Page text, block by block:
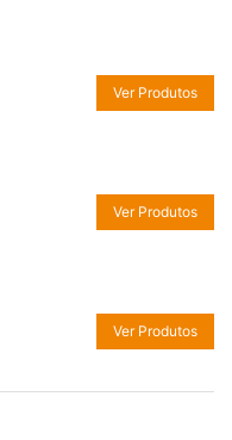
Ver Produtos
Ver Produtos
Ver Produtos